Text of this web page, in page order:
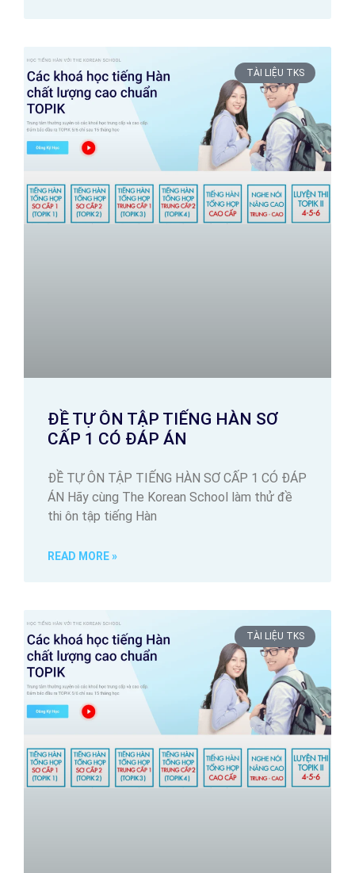
TÀI LIỆU TKS
ĐỀ TỰ ÔN TẬP TIẾNG HÀN SƠ
CẤP 1 CÓ ĐÁP ÁN
ĐỀ TỰ ÔN TẬP TIẾNG HÀN SƠ CẤP 1 CÓ ĐÁP
ÁN Hãy cùng The Korean School làm thử đề
thi ôn tập tiếng Hàn
READ MORE »
TÀI LIỆU TKS